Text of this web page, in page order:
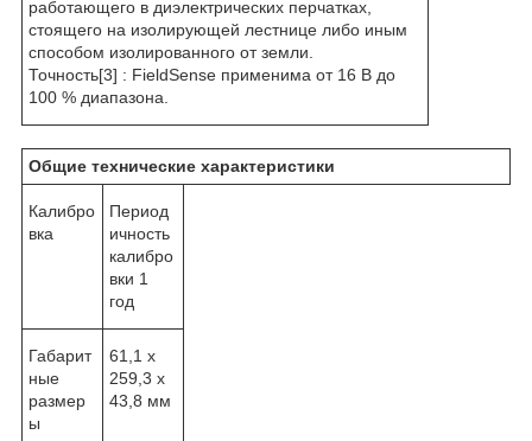
работающего в диэлектрических перчатках,
стоящего на изолирующей лестнице либо иным
способом изолированного от земли.
Точность[3] : FieldSense применима от 16 В до
100 % диапазона.
Общие технические характеристики
Калибро
вка
Период
ичность
калибро
вки 1
год
Габарит
ные
размер
ы
61,1 x
259,3 x
43,8 мм